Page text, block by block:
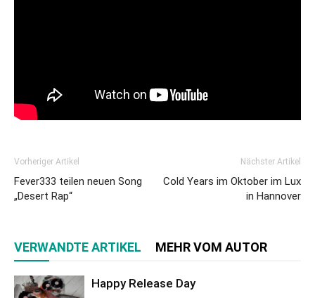
Vorheriger Artikel
Fever333 teilen neuen Song
„Desert Rap“
Nächster Artikel
Cold Years im Oktober im Lux
in Hannover
VERWANDTE ARTIKEL MEHR VOM AUTOR
Happy Release Day